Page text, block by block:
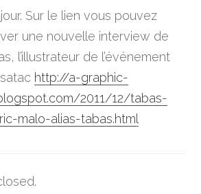
Sur le lien vous pouvez
une nouvelle interview de
l’illustrateur de l’événement
http://a-graphic-
2011/12/tabas-
malo-alias-tabas.html